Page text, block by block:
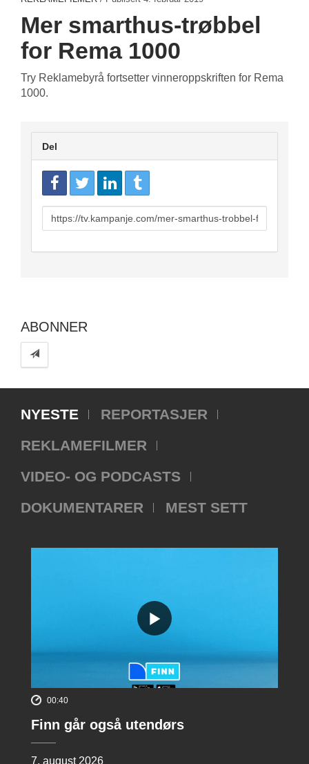
Mer smarthus-trøbbel
for Rema 1000
Try Reklamebyrå fortsetter vinneroppskriften for Rema
1000.
Del
URL
to
ABONNER
NYESTE
REPORTASJER
REKLAMEFILMER
VIDEO- OG PODCASTS
DOKUMENTARER
MEST SETT
00:40
Finn går også utendørs
7. august 2026